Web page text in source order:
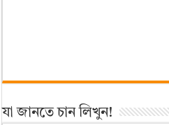
যা জানতে চান লিখুন!